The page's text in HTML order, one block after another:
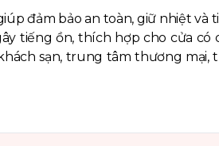
đảm bảo an toàn, giữ nhiệt và
tiếng ồn, thích hợp cho cửa có
sạn, trung tâm thương mại,